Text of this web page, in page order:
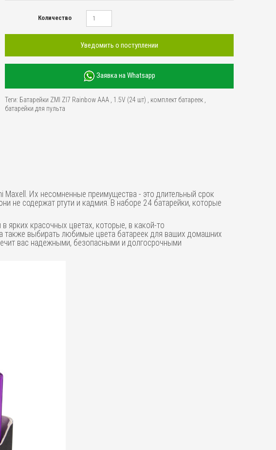
Количество
Уведомить о поступлении
Заявка на Whatsapp
Теги: Батарейки ZMI ZI7 Rainbow AAA 1.5V (24 шт) комплект батареек
батарейки для пульта
Их несомненные преимущества - это длительный срок
не содержат ртути и кадмия. В наборе 24 батарейки, которые
ярких красочных цветах, которые, в какой-то
также выбирать любимые цвета батареек для ваших домашних
вас надежными, безопасными и долгосрочными